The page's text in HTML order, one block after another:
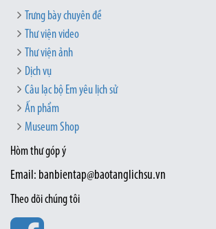
Trưng bày chuyên đề
Thư viện video
Thư viện ảnh
Dịch vụ
Câu lạc bộ Em yêu lịch sử
Ấn phẩm
Museum Shop
Hòm thư góp ý
Email: banbientap@baotanglichsu.vn
Theo dõi chúng tôi